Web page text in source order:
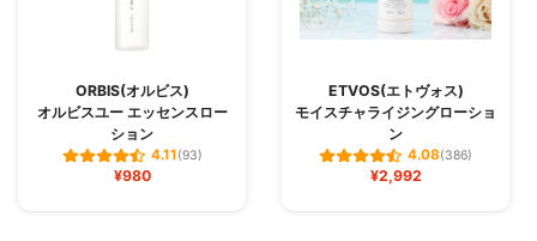
ORBIS(オルビス)
オルビスユー エッセンスロー
ション
4.11(93)
¥980
ETVOS(エトヴォス)
モイスチャライジングローショ
ン
4.08(386)
¥2,992